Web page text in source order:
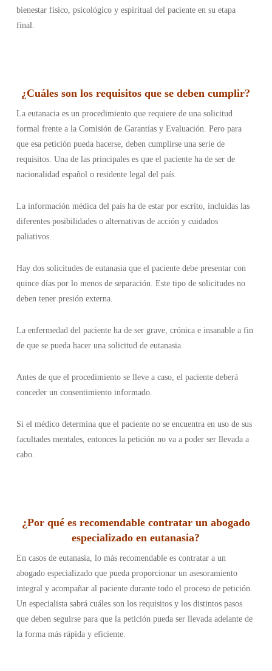
bienestar físico, psicológico y espiritual del paciente en su etapa
final.
¿Cuáles son los requisitos que se deben cumplir?
La eutanacia es un procedimiento que requiere de una solicitud
formal frente a la Comisión de Garantías y Evaluación. Pero para
que esa petición pueda hacerse, deben cumplirse una serie de
requisitos. Una de las principales es que el paciente ha de ser de
nacionalidad español o residente legal del país.
La información médica del país ha de estar por escrito, incluidas las
diferentes posibilidades o alternativas de acción y cuidados
paliativos.
Hay dos solicitudes de eutanasia que el paciente debe presentar con
quince días por lo menos de separación. Este tipo de solicitudes no
deben tener presión externa.
La enfermedad del paciente ha de ser grave, crónica e insanable a fin
de que se pueda hacer una solicitud de eutanasia.
Antes de que el procedimiento se lleve a caso, el paciente deberá
conceder un consentimiento informado.
Si el médico determina que el paciente no se encuentra en uso de sus
facultades mentales, entonces la petición no va a poder ser llevada a
cabo.
¿Por qué es recomendable contratar un abogado
especializado en eutanasia?
En casos de eutanasia, lo más recomendable es contratar a un
abogado especializado que pueda proporcionar un asesoramiento
integral y acompañar al paciente durante todo el proceso de petición.
Un especialista sabrá cuáles son los requisitos y los distintos pasos
que deben seguirse para que la petición pueda ser llevada adelante de
la forma más rápida y eficiente.